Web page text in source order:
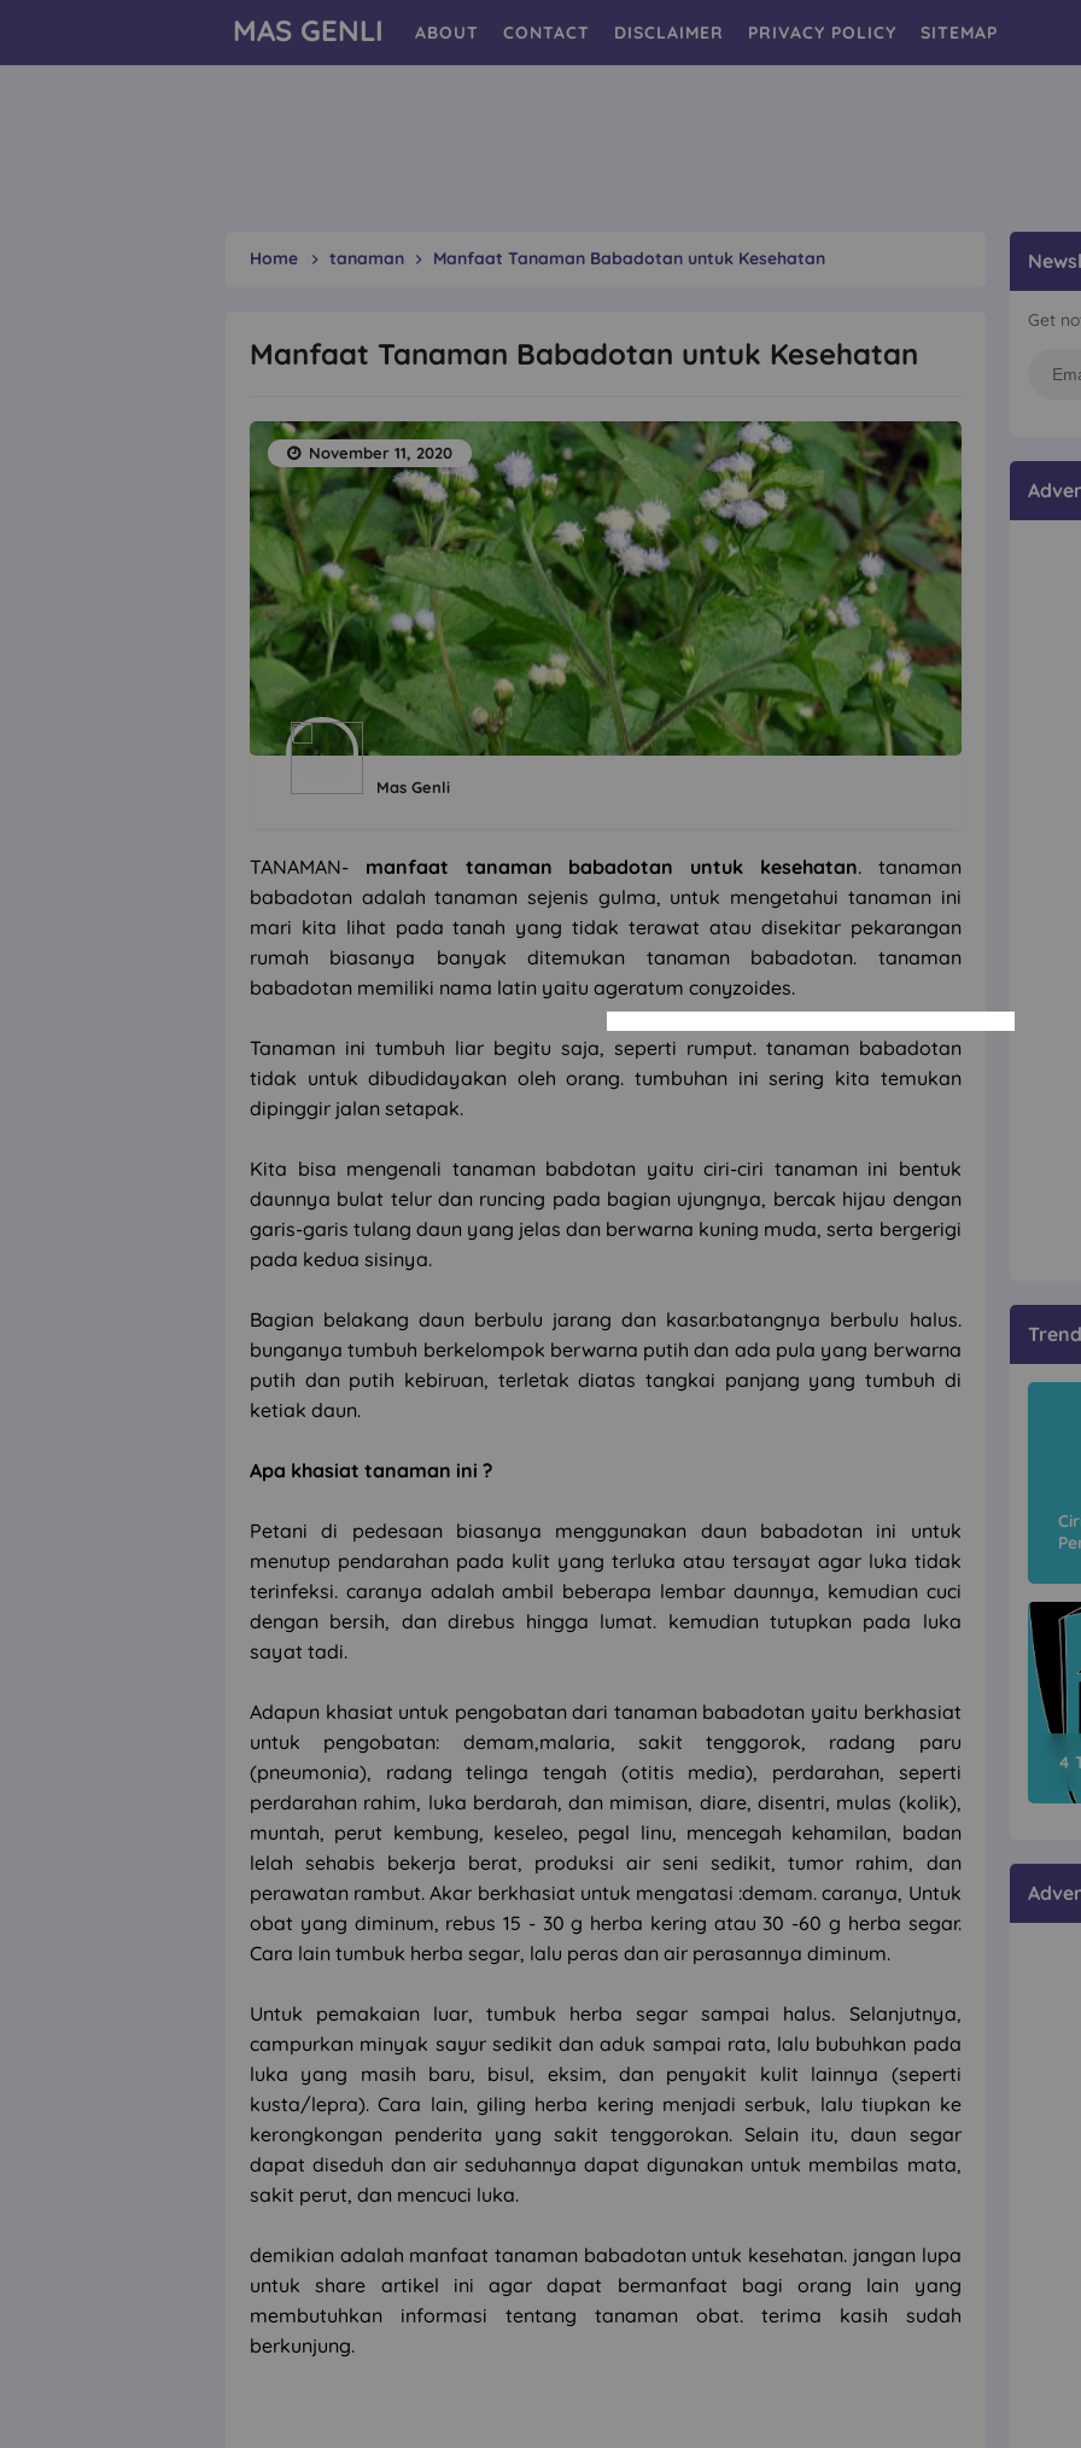
MAS GENLI ABOUT CONTACT DISCLAIMER PRIVACY POLICY SITEMAP
Home tanaman Manfaat Tanaman Babadotan untuk Kesehatan
Manfaat Tanaman Babadotan untuk Kesehatan
Mas Genli
November 11, 2020
TANAMAN- manfaat tanaman babadotan untuk kesehatan. tanaman
babadotan adalah tanaman sejenis gulma, untuk mengetahui tanaman ini
mari kita lihat pada tanah yang tidak terawat atau disekitar pekarangan
rumah biasanya banyak ditemukan tanaman babadotan. tanaman
babadotan memiliki nama latin yaitu ageratum conyzoides.
Tanaman ini tumbuh liar begitu saja, seperti rumput. tanaman babadotan
tidak untuk dibudidayakan oleh orang. tumbuhan ini sering kita temukan
dipinggir jalan setapak.
Kita bisa mengenali tanaman babdotan yaitu ciri-ciri tanaman ini bentuk
daunnya bulat telur dan runcing pada bagian ujungnya, bercak hijau dengan
garis-garis tulang daun yang jelas dan berwarna kuning muda, serta bergerigi
pada kedua sisinya.
Bagian belakang daun berbulu jarang dan kasar.batangnya berbulu halus.
bunganya tumbuh berkelompok berwarna putih dan ada pula yang berwarna
putih dan putih kebiruan, terletak diatas tangkai panjang yang tumbuh di
ketiak daun.
Apa khasiat tanaman ini ?
Petani di pedesaan biasanya menggunakan daun babadotan ini untuk
menutup pendarahan pada kulit yang terluka atau tersayat agar luka tidak
terinfeksi. caranya adalah ambil beberapa lembar daunnya, kemudian cuci
dengan bersih, dan direbus hingga lumat. kemudian tutupkan pada luka
sayat tadi.
Adapun khasiat untuk pengobatan dari tanaman babadotan yaitu berkhasiat
untuk pengobatan: demam,malaria, sakit tenggorok, radang paru
(pneumonia), radang telinga tengah (otitis media), perdarahan, seperti
perdarahan rahim, luka berdarah, dan mimisan, diare, disentri, mulas (kolik),
muntah, perut kembung, keseleo, pegal linu, mencegah kehamilan, badan
lelah sehabis bekerja berat, produksi air seni sedikit, tumor rahim, dan
perawatan rambut. Akar berkhasiat untuk mengatasi :demam. caranya, Untuk
obat yang diminum, rebus 15 - 30 g herba kering atau 30 -60 g herba segar.
Cara lain tumbuk herba segar, lalu peras dan air perasannya diminum.
Untuk pemakaian luar, tumbuk herba segar sampai halus. Selanjutnya,
campurkan minyak sayur sedikit dan aduk sampai rata, lalu bubuhkan pada
luka yang masih baru, bisul, eksim, dan penyakit kulit lainnya (seperti
kusta/lepra). Cara lain, giling herba kering menjadi serbuk, lalu tiupkan ke
kerongkongan penderita yang sakit tenggorokan. Selain itu, daun segar
dapat diseduh dan air seduhannya dapat digunakan untuk membilas mata,
sakit perut, dan mencuci luka.
demikian adalah manfaat tanaman babadotan untuk kesehatan. jangan lupa
untuk share artikel ini agar dapat bermanfaat bagi orang lain yang
membutuhkan informasi tentang tanaman obat. terima kasih sudah
berkunjung.
Get
4